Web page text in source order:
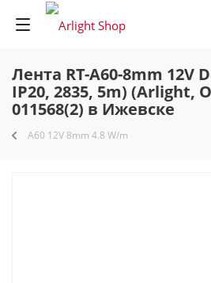
Лента RT-A60-8mm 12V
IP20, 2835, 5m) (Arlight,
011568(2) в Ижевске
A60 12V 8mm 4.8 W/m